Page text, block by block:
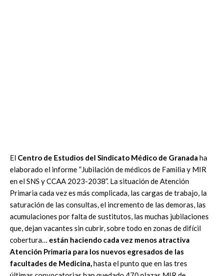
El Centro de Estudios del Sindicato Médico de Granada ha
elaborado el informe “Jubilación de médicos de Familia y MIR
en el SNS y CCAA 2023-2038”. La situación de Atención
Primaria cada vez es más complicada, las cargas de trabajo, la
saturación de las consultas, el incremento de las demoras, las
acumulaciones por falta de sustitutos, las muchas jubilaciones
que, dejan vacantes sin cubrir, sobre todo en zonas de difícil
cobertura… están haciendo cada vez menos atractiva
Atención Primaria para los nuevos egresados de las
facultades de Medicina,hasta el punto que en las tres